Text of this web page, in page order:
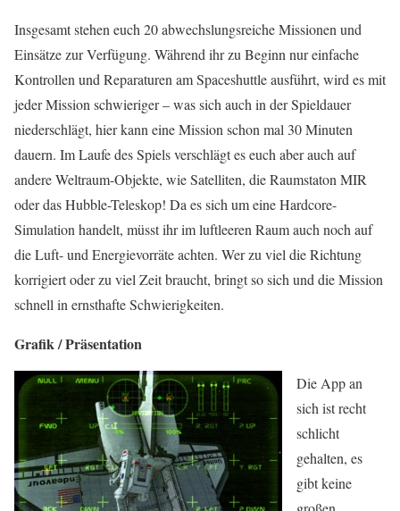
Insgesamt stehen euch 20 abwechslungsreiche Missionen und
Einsätze zur Verfügung. Während ihr zu Beginn nur einfache
Kontrollen und Reparaturen am Spaceshuttle ausführt, wird es mit
jeder Mission schwieriger – was sich auch in der Spieldauer
niederschlägt, hier kann eine Mission schon mal 30 Minuten
dauern. Im Laufe des Spiels verschlägt es euch aber auch auf
andere Weltraum-Objekte, wie Satelliten, die Raumstaton MIR
oder das Hubble-Teleskop! Da es sich um eine Hardcore-
Simulation handelt, müsst ihr im luftleeren Raum auch noch auf
die Luft- und Energievorräte achten. Wer zu viel die Richtung
korrigiert oder zu viel Zeit braucht, bringt so sich und die Mission
schnell in ernsthafte Schwierigkeiten.
Grafik / Präsentation
Die App an
sich ist recht
schlicht
gehalten, es
gibt keine